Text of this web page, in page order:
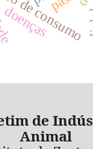
doenças
de
Animal